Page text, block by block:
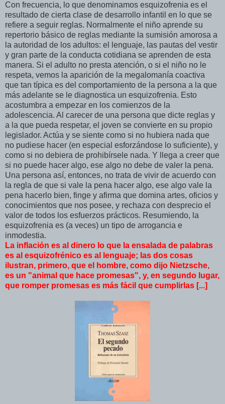
Con frecuencia, lo que denominamos esquizofrenia es el
resultado de cierta clase de desarrollo infantil en lo que se
refiere a seguir reglas. Normalmente el niño aprende su
repertorio básico de reglas mediante la sumisión amorosa a
la autoridad de los adultos: el lenguaje, las pautas del vestir
y gran parte de la conducta cotidiana se aprenden de esta
manera. Si el adulto no presta atención, o si el niño no le
respeta, vemos la aparición de la megalomanía coactiva
que tan típica es del comportamiento de la persona a la que
más adelante se le diagnostica un esquizofrenia. Esto
acostumbra a empezar en los comienzos de la
adolescencia. Al carecer de una persona que dicte reglas y
a la que pueda respetar, el joven se convierte en su propio
legislador. Actúa y se siente como si no hubiera nada que
no pudiese hacer (en especial esforzándose lo suficiente), y
como si no debiera de prohibírsele nada. Y llega a creer que
si no puede hacer algo, ese algo no debe de valer la pena.
Una persona así, entonces, no trata de vivir de acuerdo con
la regla de que si vale la pena hacer algo, ese algo vale la
pena hacerlo bien, finge y afirma que domina artes, oficios y
conocimientos que nos posee, y rechaza con desprecio el
valor de todos los esfuerzos prácticos. Resumiendo, la
esquizofrenia es (a veces) un tipo de arrogancia e
inmodestia.
La inflación es al dinero lo que la ensalada de palabras
es al esquizofrénico es al lenguaje; las dos cosas
ilustran, primero, que el hombre, como dijo Nietzsche,
es un "animal que hace promesas", y, en segundo lugar,
que romper promesas es más fácil que cumplirlas [...]